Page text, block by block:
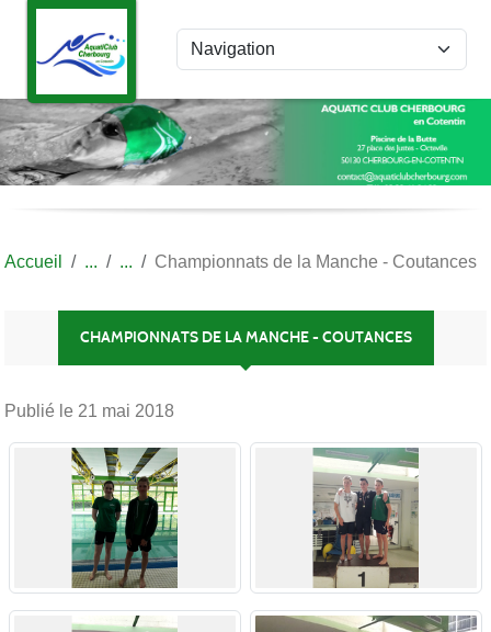
Accueil Championnats de la Manche - Coutances
CHAMPIONNATS DE LA MANCHE - COUTANCES
Publié le 21 mai 2018
Panneau de gestion des cookies